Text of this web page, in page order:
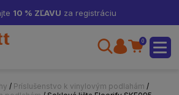
10 % ZĽAVU za registráciu
0
/ Príslušenstvo k vinylovým podlahám /